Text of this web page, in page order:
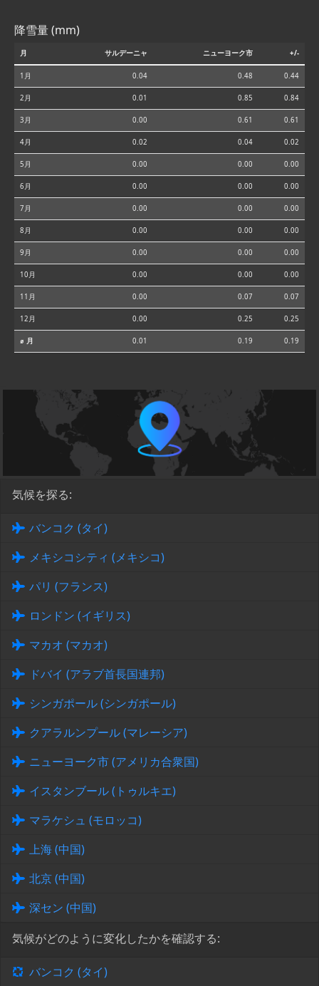
降雪量 (mm)
月 サルデーニャ ニューヨーク市 +/-
1月 0.04 0.48 0.44
2月 0.01 0.85 0.84
3月 0.00 0.61 0.61
4月 0.02 0.04 0.02
5月 0.00 0.00 0.00
6月 0.00 0.00 0.00
7月 0.00 0.00 0.00
8月 0.00 0.00 0.00
9月 0.00 0.00 0.00
10月 0.00 0.00 0.00
11月 0.00 0.07 0.07
12月 0.00 0.25 0.25
⌀ 月 0.01 0.19 0.19
気候を探る:
バンコク (タイ)
メキシコシティ (メキシコ)
パリ (フランス)
ロンドン (イギリス)
マカオ (マカオ)
ドバイ (アラブ首長国連邦)
シンガポール (シンガポール)
クアラルンプール (マレーシア)
ニューヨーク市 (アメリカ合衆国)
イスタンブール (トゥルキエ)
マラケシュ (モロッコ)
上海 (中国)
北京 (中国)
深セン (中国)
気候がどのように変化したかを確認する:
バンコク (タイ)